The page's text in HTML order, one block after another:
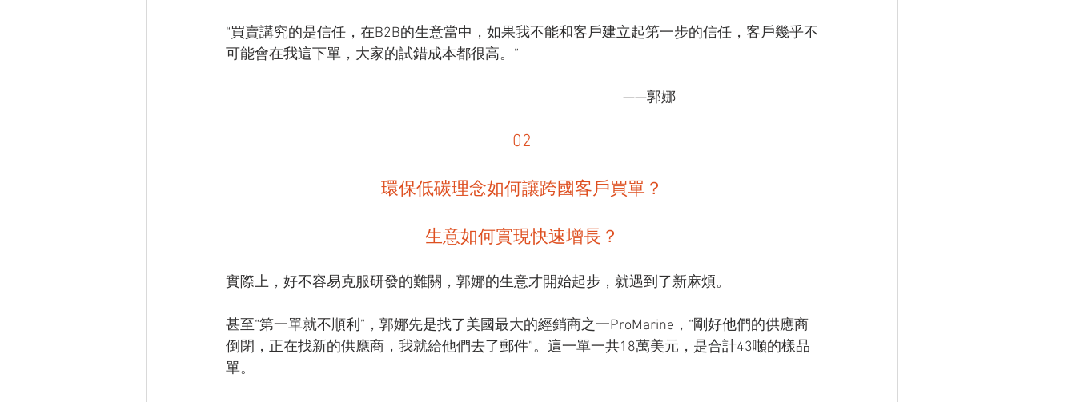
“買賣講究的是信任，在B2B的生意當中，如果我不能和客戶建立起第一步的信任，客戶幾乎不
可能會在我這下單，大家的試錯成本都很高。”
                                                                                                                            ——郭娜
02
環保低碳理念如何讓跨國客戶買單？
生意如何實現快速增長？
實際上，好不容易克服研發的難關，郭娜的生意才開始起步，就遇到了新麻煩。
甚至“第一單就不順利”，郭娜先是找了美國最大的經銷商之一ProMarine，“剛好他們的供應商
倒閉，正在找新的供應商，我就給他們去了郵件”。這一單一共18萬美元，是合計43噸的樣品
單。